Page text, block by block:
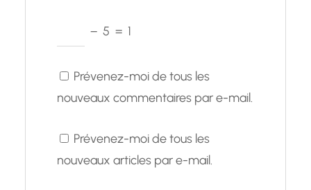
− 5 = 1
Prévenez-moi de tous les
nouveaux commentaires par e-mail.
Prévenez-moi de tous les
nouveaux articles par e-mail.